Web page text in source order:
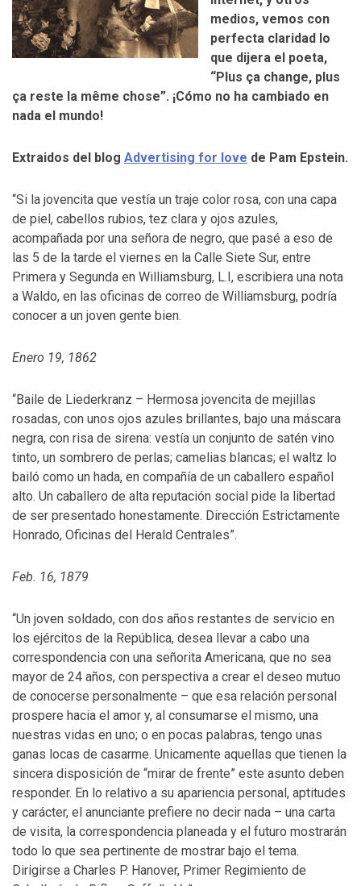
medios, vemos con
perfecta claridad lo
que dijera el poeta,
“Plus ça change, plus
ça reste la même chose”. ¡Cómo no ha cambiado en
nada el mundo!
Extraidos del blog Advertising for love de Pam Epstein.
“Si la jovencita que vestía un traje color rosa, con una capa
de piel, cabellos rubios, tez clara y ojos azules,
acompañada por una señora de negro, que pasé a eso de
las 5 de la tarde el viernes en la Calle Siete Sur, entre
Primera y Segunda en Williamsburg, L.I, escribiera una nota
a Waldo, en las oficinas de correo de Williamsburg, podría
conocer a un joven gente bien.
Enero 19, 1862
“Baile de Liederkranz – Hermosa jovencita de mejillas
rosadas, con unos ojos azules brillantes, bajo una máscara
negra, con risa de sirena: vestía un conjunto de satén vino
tinto, un sombrero de perlas; camelias blancas; el waltz lo
bailó como un hada, en compañía de un caballero español
alto. Un caballero de alta reputación social pide la libertad
de ser presentado honestamente. Dirección Estrictamente
Honrado, Oficinas del Herald Centrales”.
Feb. 16, 1879
“Un joven soldado, con dos años restantes de servicio en
los ejércitos de la República, desea llevar a cabo una
correspondencia con una señorita Americana, que no sea
mayor de 24 años, con perspectiva a crear el deseo mutuo
de conocerse personalmente – que esa relación personal
prospere hacia el amor y, al consumarse el mismo, una
nuestras vidas en uno; o en pocas palabras, tengo unas
ganas locas de casarme. Unicamente aquellas que tienen la
sincera disposición de “mirar de frente” este asunto deben
responder. En lo relativo a su apariencia personal, aptitudes
y carácter, el anunciante prefiere no decir nada – una carta
de visita, la correspondencia planeada y el futuro mostrarán
todo lo que sea pertinente de mostrar bajo el tema.
Dirigirse a Charles P. Hanover, Primer Regimiento de